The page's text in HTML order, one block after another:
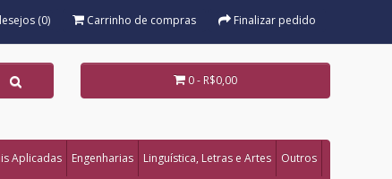
(0) Carrinho de compras Finalizar pedido
0 - R$0,00
Aplicadas Engenharias Linguística, Letras e Artes Outros